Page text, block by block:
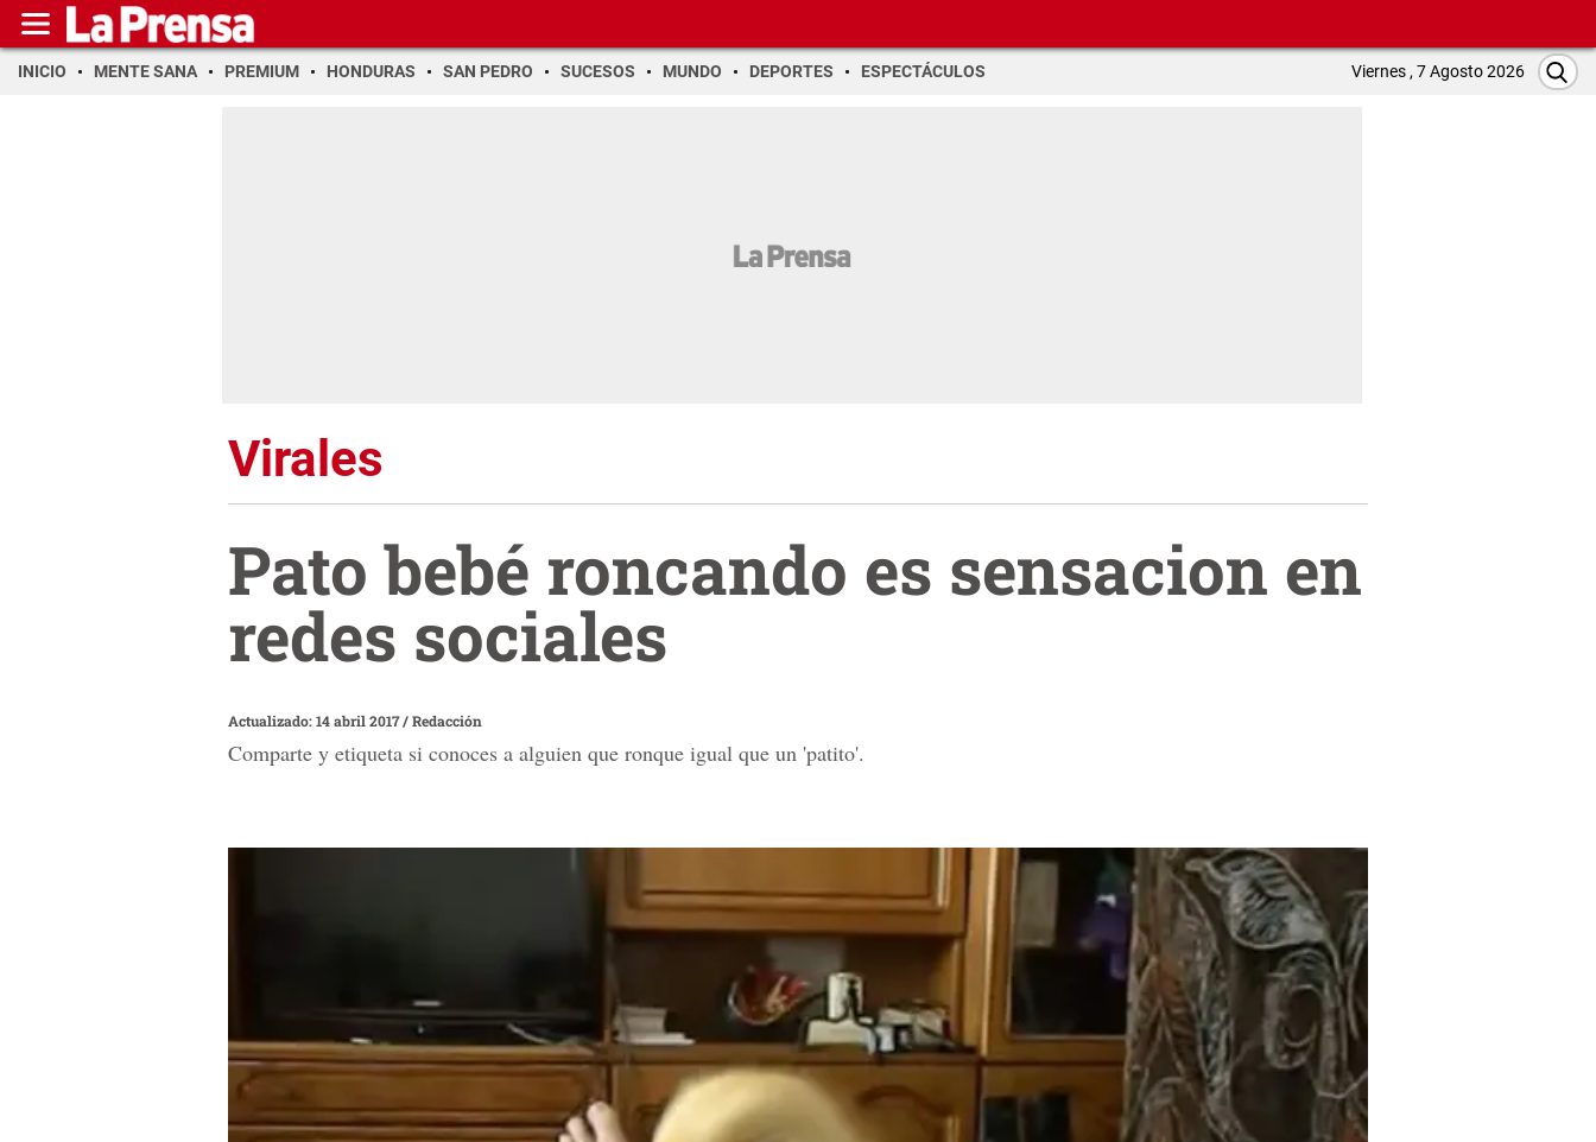
INICIO MENTE SANA PREMIUM HONDURAS SAN PEDRO SUCESOS MUNDO DEPORTES ESPECTÁCULOS Viernes , 7 Agosto 2026
Virales
Pato bebé roncando es sensacion en
redes sociales
Actualizado: 14 abril 2017/Redacción
Comparte y etiqueta si conoces a alguien que ronque igual que un 'patito'.